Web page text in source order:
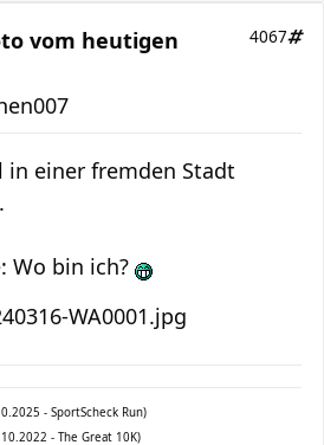
vom heutigen
4067
in einer fremden Stadt
Wo bin ich?
- SportScheck Run)
- The Great 10K)